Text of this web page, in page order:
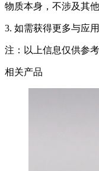
物质本身，不涉及其他
3. 如需获得更多与应
注：以上信息仅供参
相关产品